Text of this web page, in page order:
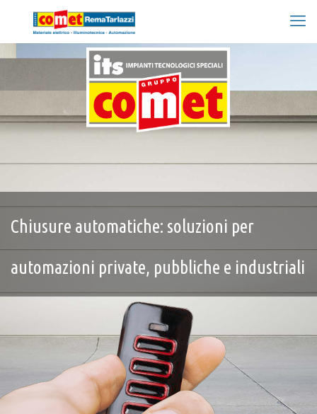
Chiusure automatiche: soluzioni per
automazioni private, pubbliche e industriali